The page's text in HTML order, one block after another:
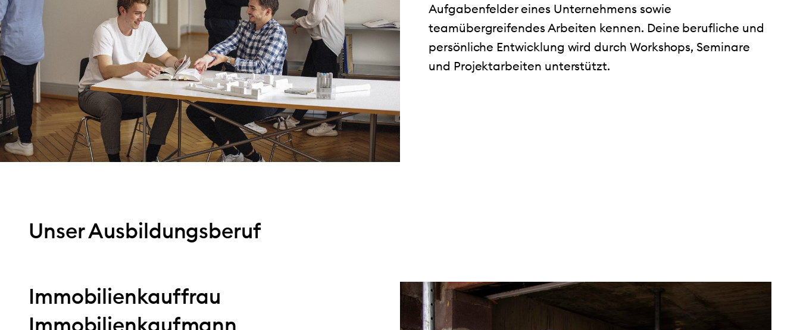
Aufgabenfelder eines Unternehmens sowie
teamübergreifendes Arbeiten kennen. Deine berufliche und
persönliche Entwicklung wird durch Workshops, Seminare
und Projektarbeiten unterstützt.
Unser Ausbildungsberuf
Immobilienkauffrau